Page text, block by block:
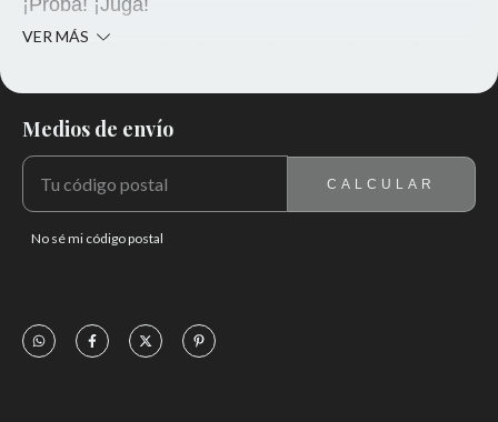
¡Probá! ¡Jugá!
CONTIENE 200ML
AROMA FRUTILLA
VER MÁS
ENTREGAS PARA EL CP:
Medios de envío
CALCULAR
No sé mi código postal